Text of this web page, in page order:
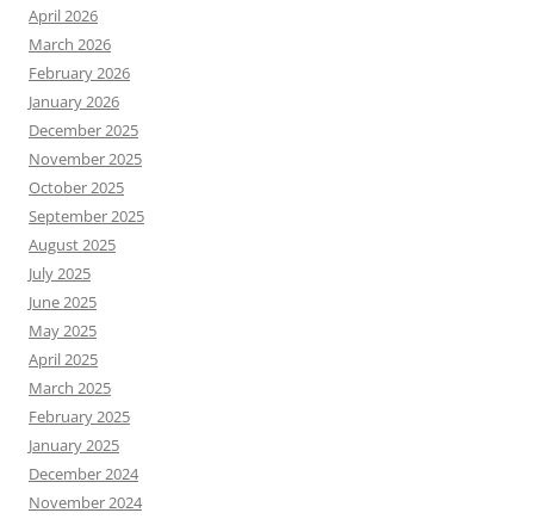
April 2026
March 2026
February 2026
January 2026
December 2025
November 2025
October 2025
September 2025
August 2025
July 2025
June 2025
May 2025
April 2025
March 2025
February 2025
January 2025
December 2024
November 2024